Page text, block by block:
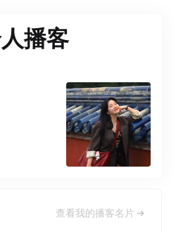
播客
查看我的播客名片